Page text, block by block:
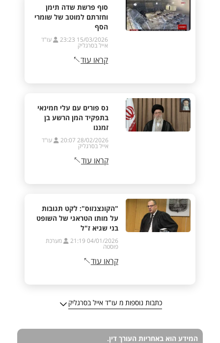
סוף פרשת שדה תימן
וחזרתם למוטב של שומרי
הסף
15/03/2026 23:23 עו"ד
אייל בסרגליק
קראו עוד
נס פורים עם עלי חמינאי
בתפקיד המן הרשע בן
זמננו
28/02/2026 20:07 עו"ד
אייל בסרגליק
קראו עוד
"הקונצנזוס": לקט תגובות
על מותו הטראגי של השופט
בני שגיא ז"ל
04/01/2026 21:19 מערכת
פוסטה
קראו עוד
כתבות נוספות מ עו"ד אייל בסרגליק
המידע הוא באחריות העורך דין.